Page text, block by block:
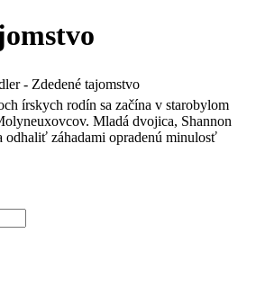
- Zdedené tajomstvo
írskych rodín sa začína v starobylom
Mladá dvojica, Shannon
odhaliť záhadami opradenú minulosť